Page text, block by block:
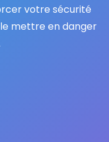
votre sécurité
mettre en danger